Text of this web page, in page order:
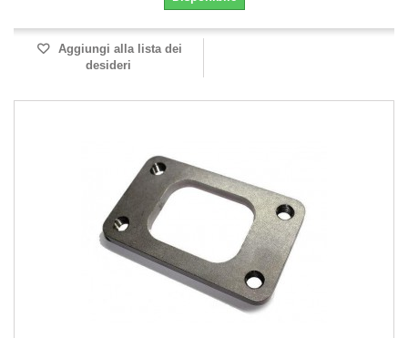
Aggiungi alla lista dei
desideri